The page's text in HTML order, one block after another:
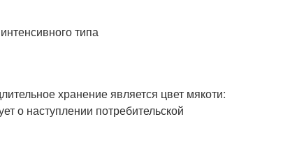
хранение является цвет мякоти:
о наступлении потребительской